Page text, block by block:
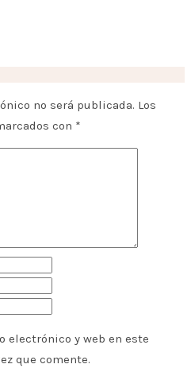
no será publicada. Los
con *
electrónico y web en este
que comente.